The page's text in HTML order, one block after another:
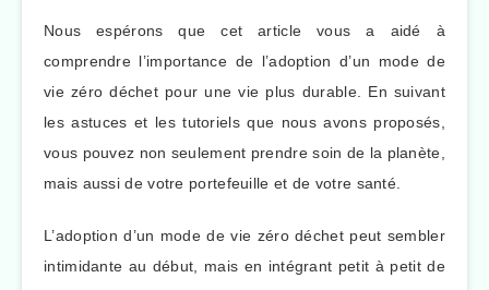
Nous espérons que cet article vous a aidé à
comprendre l’importance de l’adoption d’un mode de
vie zéro déchet pour une vie plus durable. En suivant
les astuces et les tutoriels que nous avons proposés,
vous pouvez non seulement prendre soin de la planète,
mais aussi de votre portefeuille et de votre santé.
L’adoption d’un mode de vie zéro déchet peut sembler
intimidante au début, mais en intégrant petit à petit de